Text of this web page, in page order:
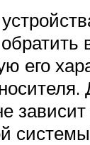
его
системы